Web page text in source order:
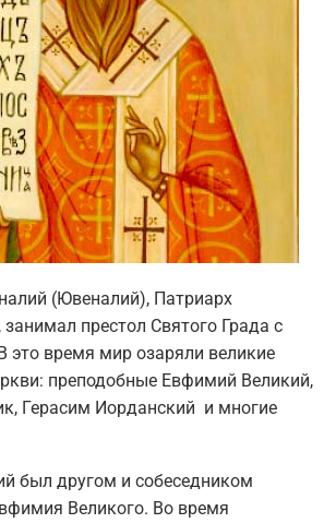
(Ювеналий), Патриарх
престол Святого Града с
это время мир озаряли великие
преподобные Евфимий Великий,
Герасим Иорданский и многие
был другом и собеседником
Великого. Во время